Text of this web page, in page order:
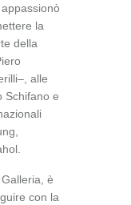
la
della
alle
Schifano e
è
con la